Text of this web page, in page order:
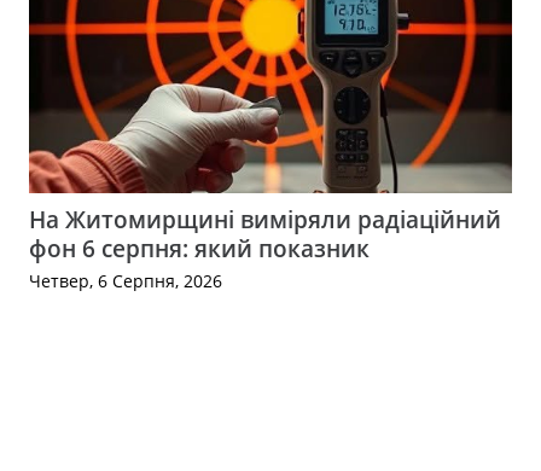
На Житомирщині виміряли радіаційний
фон 6 серпня: який показник
Четвер, 6 Серпня, 2026